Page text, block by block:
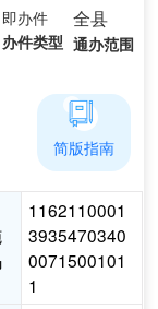
即办件
办件类型
全县
通办范围
1162110001
3935470340
0071500101
1
简版指南